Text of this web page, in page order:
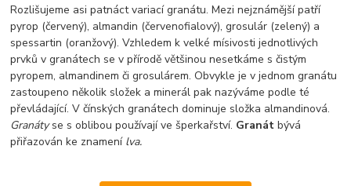
Rozlišujeme asi patnáct variací granátu. Mezi nejznámější patří
pyrop (červený), almandin (červenofialový), grosulár (zelený) a
spessartin (oranžový). Vzhledem k velké mísivosti jednotlivých
prvků v granátech se v přírodě většinou nesetkáme s čistým
pyropem, almandinem či grosulárem. Obvykle je v jednom granátu
zastoupeno několik složek a minerál pak nazýváme podle té
převládající. V čínských granátech dominuje složka almandinová.
Granátyse s oblibou používají ve šperkařství. Granátbývá
přiřazován ke znamení lva.